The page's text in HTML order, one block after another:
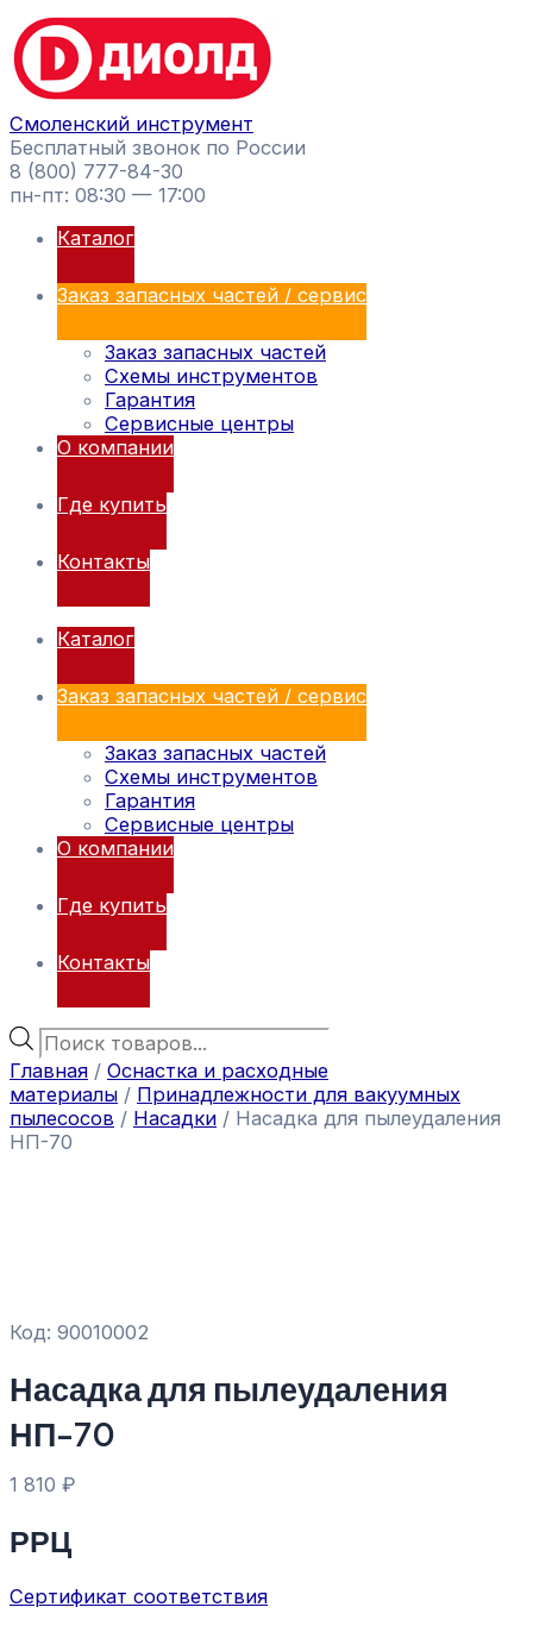
Перейти
к
содержимому
Смоленский инструмент
Бесплатный звонок по России
8 (800) 777-84-30
пн-пт: 08:30 — 17:00
Каталог
Заказ запасных частей / сервис
Заказ запасных частей
Схемы инструментов
Гарантия
Сервисные центры
О компании
Где купить
Контакты
Каталог
Заказ запасных частей / сервис
Заказ запасных частей
Схемы инструментов
Гарантия
Сервисные центры
О компании
Где купить
Контакты
Поиск
товаров
Главная / Оснастка и расходные
материалы / Принадлежности для вакуумных
пылесосов / Насадки / Насадка для пылеудаления
НП-70
Код: 90010002
Насадка для пылеудаления
НП-70
1 810 ₽
РРЦ
Сертификат соответствия